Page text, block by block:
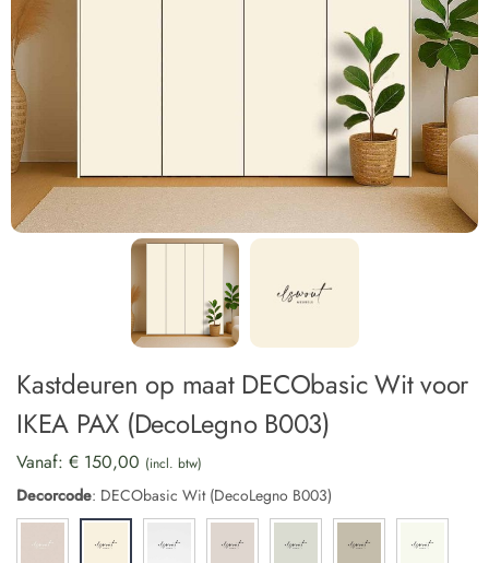
Kastdeuren op maat DECObasic Wit voor
IKEA PAX (DecoLegno B003)
Vanaf: € 150,00 (incl. btw)
Decorcode: DECObasic Wit (DecoLegno B003)